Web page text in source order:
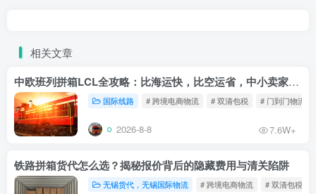
相关文章
中欧班列拼箱LCL全攻略：比海运快，比空运省，中小卖家的物流新宠！
国际线路 # 跨境电商物流 # 双清包税 # 门到门物流
2026-8-8 7.6W+
铁路拼箱货代怎么选？揭秘报价背后的隐藏费用与清关陷阱
无锡货代，无锡国际物流 # 跨境电商物流 # 双清包税